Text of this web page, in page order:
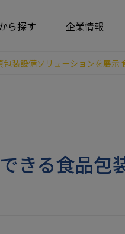
ら探す 企業情報
装設備ソリューションを展
きる食品